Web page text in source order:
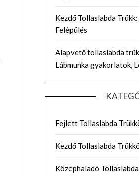
Kezdő Tollaslabda
Felépülés
Alapvető tollaslabda
Lábmunka gyakorlatok,
Fejlett Tollaslabda
Kezdő Tollaslabda
Középhaladó